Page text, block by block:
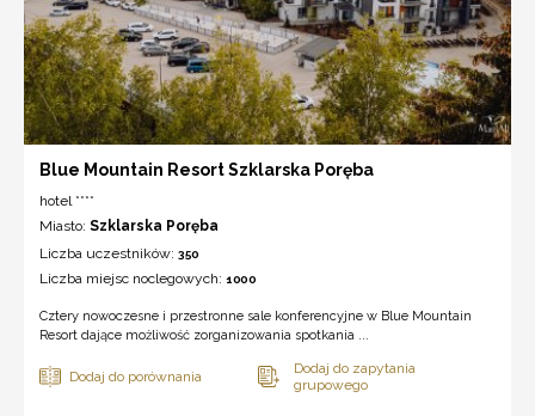
Blue Mountain Resort Szklarska Poręba
hotel ****
Miasto: Szklarska Poręba
Liczba uczestników: 350
Liczba miejsc noclegowych: 1000
Cztery nowoczesne i przestronne sale konferencyjne w Blue Mountain
Resort dające możliwość zorganizowania spotkania ...